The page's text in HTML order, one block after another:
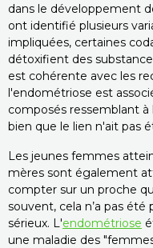
dans le développement
ont identifié plusieurs
impliquées, certaines
détoxifient des
est cohérente avec les
l'endométriose est
composés ressemblant
bien que le lien n'ait pas
Les jeunes femmes
mères sont également
compter sur un proche
souvent, cela n’a pas
sérieux. L'endométriose
une maladie des